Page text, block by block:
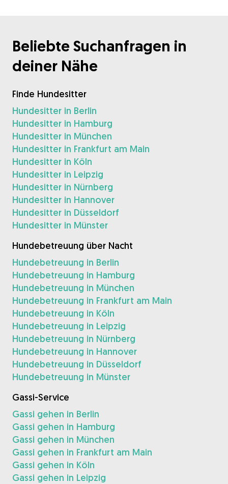
Beliebte Suchanfragen in
deiner Nähe
Finde Hundesitter
Hundesitter in Berlin
Hundesitter in Hamburg
Hundesitter in München
Hundesitter in Frankfurt am Main
Hundesitter in Köln
Hundesitter in Leipzig
Hundesitter in Nürnberg
Hundesitter in Hannover
Hundesitter in Düsseldorf
Hundesitter in Münster
Hundebetreuung über Nacht
Hundebetreuung in Berlin
Hundebetreuung in Hamburg
Hundebetreuung in München
Hundebetreuung in Frankfurt am Main
Hundebetreuung in Köln
Hundebetreuung in Leipzig
Hundebetreuung in Nürnberg
Hundebetreuung in Hannover
Hundebetreuung in Düsseldorf
Hundebetreuung in Münster
Gassi-Service
Gassi gehen in Berlin
Gassi gehen in Hamburg
Gassi gehen in München
Gassi gehen in Frankfurt am Main
Gassi gehen in Köln
Gassi gehen in Leipzig